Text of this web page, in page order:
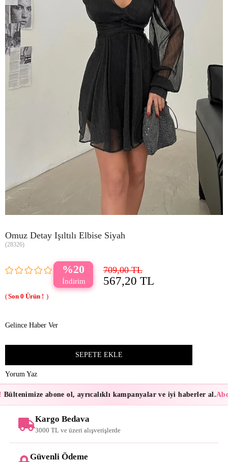
Omuz Detay Işıltılı Elbise Siyah
(28326)
20 709,00 TL
567,20 TL
0
Gelince Haber Ver
Yorum Yaz
abone ol, ayrıcalıklı kampanyalar ve iyi haberler al.
Kargo Bedava
3000 TL ve üzeri alışverişlerde
Güvenli Ödeme